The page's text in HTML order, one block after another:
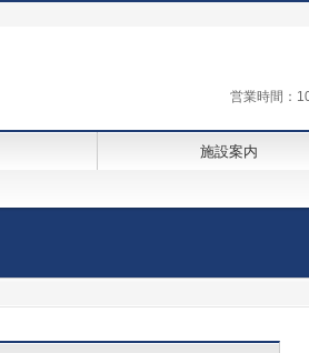
営業時間：
施設案内